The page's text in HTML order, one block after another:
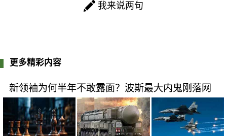
我来说两句
更多精彩内容
新领袖为何半年不敢露面？波斯最大内鬼刚落网